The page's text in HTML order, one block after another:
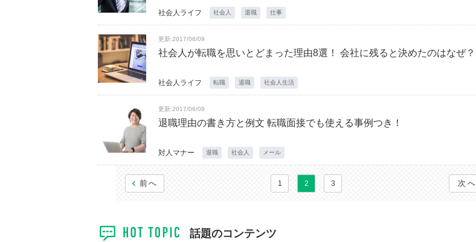
社会人ライフ 社会人 退職 仕事
更新:2017/06/09
社会人が転職を思いとどまった理由8選！ 会社に残ると決めたのはなぜ？
社会人ライフ 転職 退職 社会人生活
更新:2017/06/09
退職理由の書き方と例文 転職面接でも使える事例つき！
対人マナー 退職 社会人 メール
前へ 1 2 3 次へ
話題のコンテンツ